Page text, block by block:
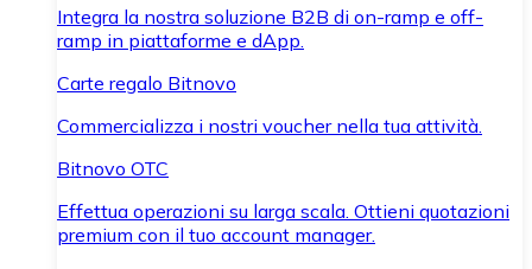
Integra la nostra soluzione B2B di on-ramp e off-
ramp in piattaforme e dApp.
Carte regalo Bitnovo
Commercializza i nostri voucher nella tua attività.
Bitnovo OTC
Effettua operazioni su larga scala. Ottieni quotazioni
premium con il tuo account manager.